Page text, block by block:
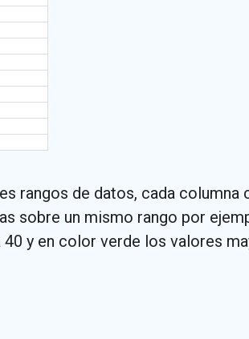
rangos de datos, cada
sobre un mismo rango por
y en color verde los valores